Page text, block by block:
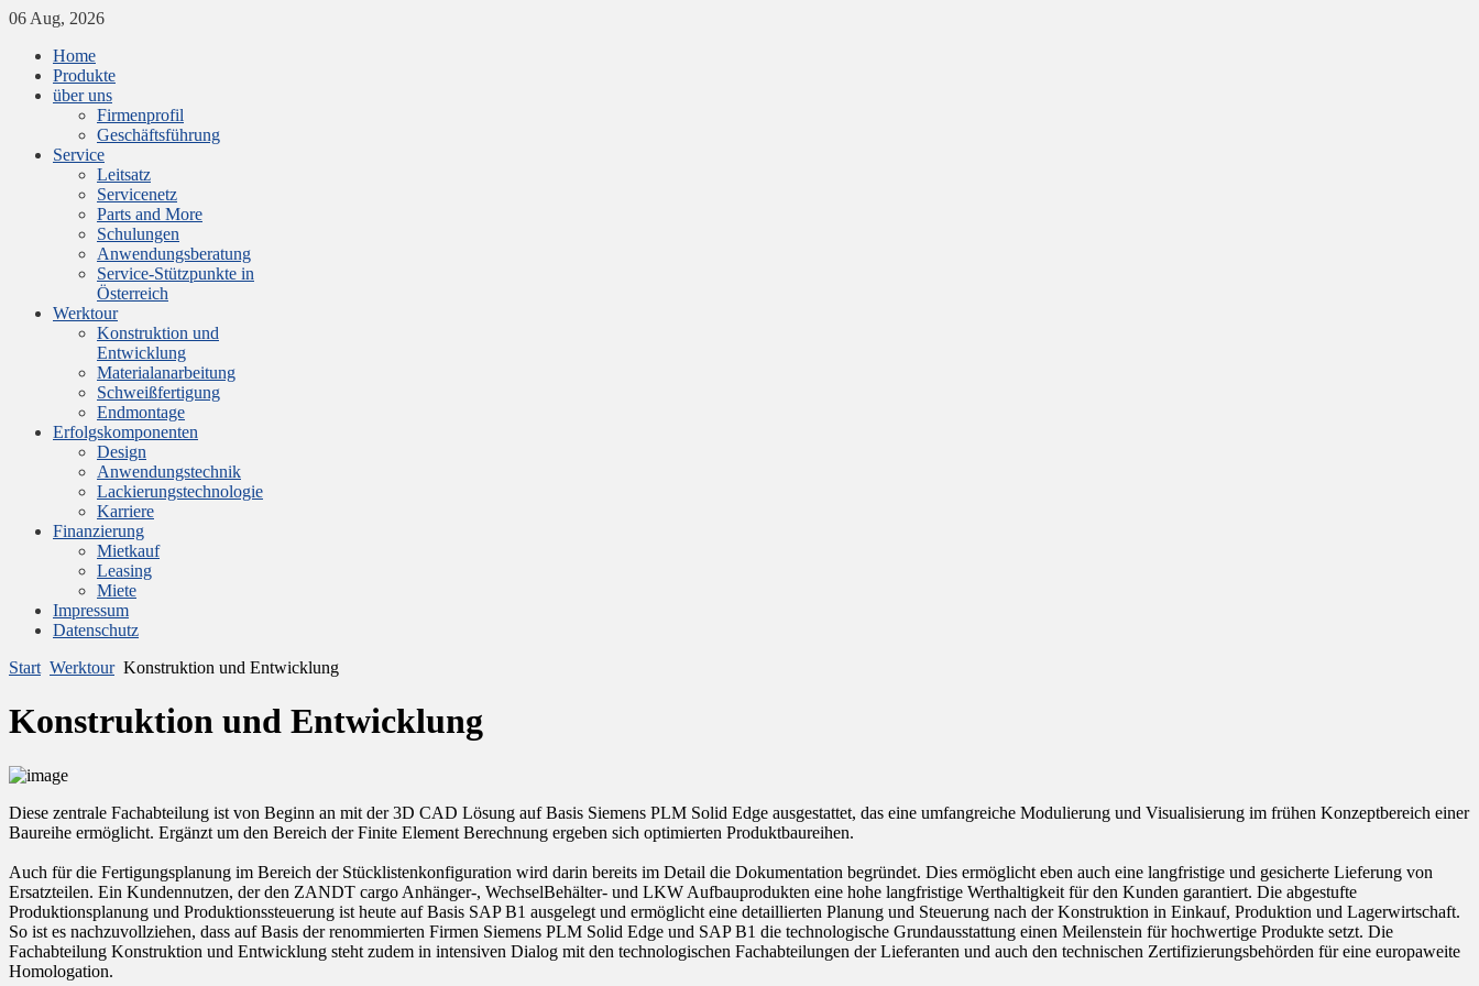
06 Aug, 2026
Home
Produkte
über uns
Firmenprofil
Geschäftsführung
Service
Leitsatz
Servicenetz
Parts and More
Schulungen
Anwendungsberatung
Service-Stützpunkte in
Österreich
Werktour
Konstruktion und
Entwicklung
Materialanarbeitung
Schweißfertigung
Endmontage
Erfolgskomponenten
Design
Anwendungstechnik
Lackierungstechnologie
Karriere
Finanzierung
Mietkauf
Leasing
Miete
Impressum
Datenschutz
Start Werktour Konstruktion und Entwicklung
Konstruktion und Entwicklung
Diese zentrale Fachabteilung ist von Beginn an mit der 3D CAD Lösung auf Basis Siemens PLM Solid Edge ausgestattet, das eine umfangreiche Modulierung und Visualisierung im frühen Konzeptbereich einer
Baureihe ermöglicht. Ergänzt um den Bereich der Finite Element Berechnung ergeben sich optimierten Produktbaureihen.
Auch für die Fertigungsplanung im Bereich der Stücklistenkonfiguration wird darin bereits im Detail die Dokumentation begründet. Dies ermöglicht eben auch eine langfristige und gesicherte Lieferung von
Ersatzteilen. Ein Kundennutzen, der den ZANDT cargo Anhänger-, WechselBehälter- und LKW Aufbauprodukten eine hohe langfristige Werthaltigkeit für den Kunden garantiert. Die abgestufte
Produktionsplanung und Produktionssteuerung ist heute auf Basis SAP B1 ausgelegt und ermöglicht eine detaillierten Planung und Steuerung nach der Konstruktion in Einkauf, Produktion und Lagerwirtschaft.
So ist es nachzuvollziehen, dass auf Basis der renommierten Firmen Siemens PLM Solid Edge und SAP B1 die technologische Grundausstattung einen Meilenstein für hochwertige Produkte setzt. Die
Fachabteilung Konstruktion und Entwicklung steht zudem in intensiven Dialog mit den technologischen Fachabteilungen der Lieferanten und auch den technischen Zertifizierungsbehörden für eine europaweite
Homologation.